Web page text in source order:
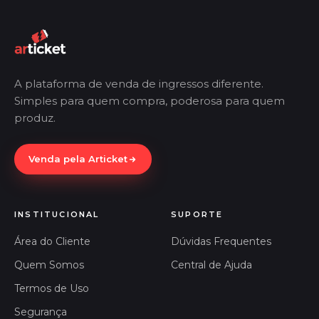
A plataforma de venda de ingressos diferente.
Simples para quem compra, poderosa para quem
produz.
Venda pela Articket
INSTITUCIONAL
Área do Cliente
Quem Somos
Termos de Uso
Segurança
SUPORTE
Dúvidas Frequentes
Central de Ajuda